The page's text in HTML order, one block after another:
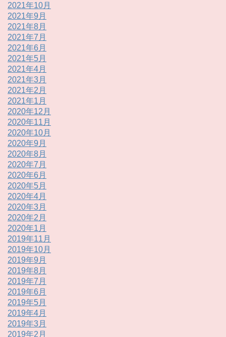
2021年10月
2021年9月
2021年8月
2021年7月
2021年6月
2021年5月
2021年4月
2021年3月
2021年2月
2021年1月
2020年12月
2020年11月
2020年10月
2020年9月
2020年8月
2020年7月
2020年6月
2020年5月
2020年4月
2020年3月
2020年2月
2020年1月
2019年11月
2019年10月
2019年9月
2019年8月
2019年7月
2019年6月
2019年5月
2019年4月
2019年3月
2019年2月